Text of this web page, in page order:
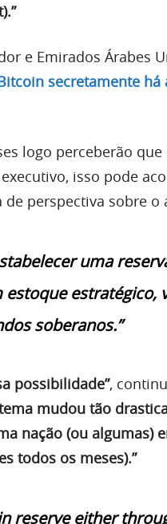
e Emirados Árabes
secretamente há
logo perceberão
isso pode
perspectiva sobre o
uma
estratégico,
soberanos.”
possibilidade”,
mudou tão
nação (ou algumas)
todos os meses).”
reserve either